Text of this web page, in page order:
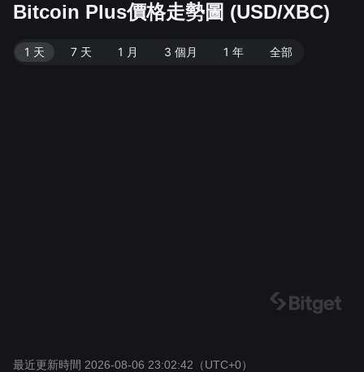
Bitcoin Plus價格走勢圖 (USD/XBC)
1 天 7 天 1 月 3 個月 1 年 全部
最近更新時間 2026-08-06 23:02:42 （UTC+0）